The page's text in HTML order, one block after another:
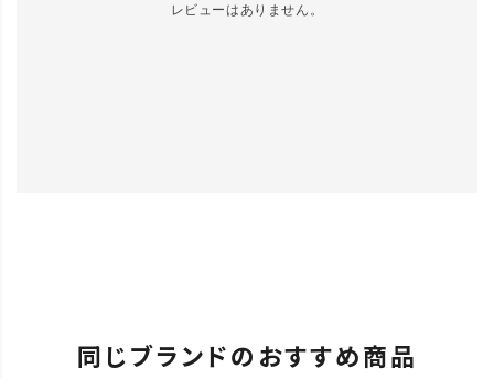
レビューはありません。
同じブランドのおすすめ商品